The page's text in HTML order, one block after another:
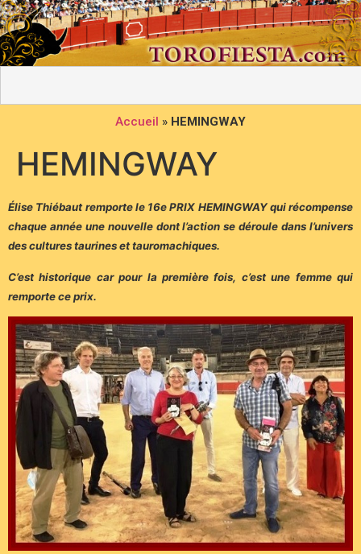
Accueil » HEMINGWAY
HEMINGWAY
Élise Thiébaut remporte le 16e PRIX HEMINGWAY qui récompense
chaque année une nouvelle dont l’action se déroule dans l’univers
des cultures taurines et tauromachiques.
C’est historique car pour la première fois, c’est une femme qui
remporte ce prix.